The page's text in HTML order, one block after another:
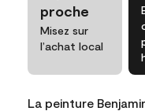
proche
Misez sur
l’achat local
La peinture